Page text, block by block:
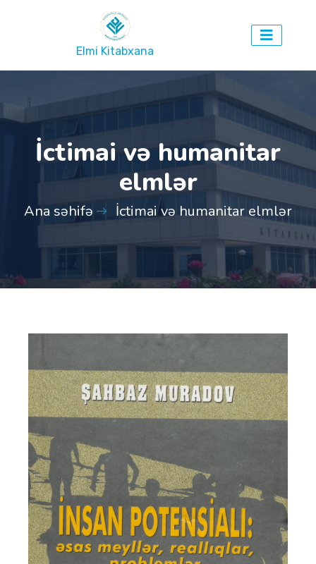
Elmi Kitabxana
İctimai və humanitar
elmlər
Ana səhifə İctimai və humanitar elmlər